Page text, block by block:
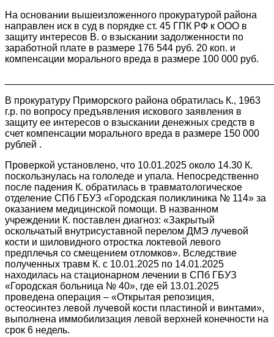
На основании вышеизложенного прокуратурой района
направлен иск в суд в порядке ст. 45 ГПК РФ к ООО в
защиту интересов В. о взыскании задолженности по
заработной плате в размере 176 544 руб. 20 коп. и
компенсации морального вреда в размере 100 000 руб.
В прокуратуру Приморского района обратилась К., 1963
г.р. по вопросу предъявления искового заявления в
защиту ее интересов о взыскании денежных средств в
счет компенсации морального вреда в размере 150 000
рублей .
Проверкой установлено, что 10.01.2025 около 14.30 К.
поскользнулась на гололеде и упала. Непосредственно
после падения К. обратилась в травматологическое
отделение СПб ГБУЗ «Городская поликлиника № 114» за
оказанием медицинской помощи. В названном
учреждении К. поставлен диагноз: «Закрытый
оскольчатый внутрисуставной перелом ДМЭ лучевой
кости и шиловидного отростка локтевой левого
предплечья со смещением отломков». Вследствие
полученных травм К. с 10.01.2025 по 14.01.2025
находилась на стационарном лечении в СПб ГБУЗ
«Городская больница № 40», где ей 13.01.2025
проведена операция – «Открытая репозиция,
остеосинтез левой лучевой кости пластиной и винтами»,
выполнена иммобилизация левой верхней конечности на
срок 6 недель.